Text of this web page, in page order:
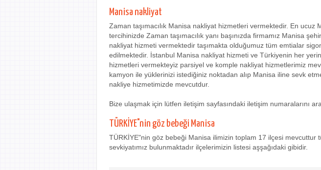
Manisa nakliyat
Zaman taşımacılık Manisa nakliyat hizmetleri vermektedir. En ucuz
tercihinizde Zaman taşımacılık yanı başınızda firmamız Manisa
nakliyat hizmeti vermektedir taşımakta olduğumuz tüm emtialar
edilmektedir. İstanbul Manisa nakliyat hizmeti ve Türkiyenin her
hizmetleri vermekteyiz parsiyel ve komple nakliyat hizmetlerimiz
kamyon ile yüklerinizi istediğiniz noktadan alıp Manisa iline sevk
nakliye hizmetimizde mevcutdur.
Bize ulaşmak için lütfen iletişim sayfasındaki iletişim numaralarını
TÜRKİYE"nin göz bebeği Manisa
TÜRKİYE"nin göz bebeği Manisa ilimizin toplam 17 ilçesi mevcuttur
sevkiyatımız bulunmaktadır ilçelerimizin listesi aşşağıdaki gibidir.